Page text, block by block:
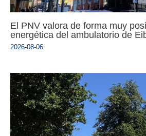
El PNV valora de forma muy
energética del ambulatorio de
2026-08-06